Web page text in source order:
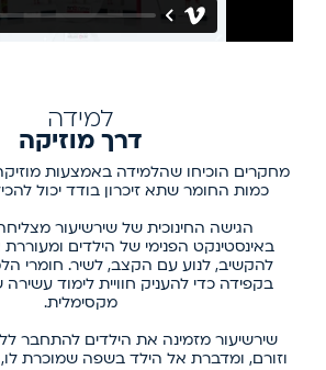
למידה
דרך מוזיקה
כמות החומר שתא זיכרון בודד יכול
הגישה החינוכית של שירשיעור
באינסטינקט הפנימי של הילדים
להקשיב, לנוע עם הקצב, לשיר. חומרי
בקפידה כדי להעניק חוויית לימוד
מקסימלית.
שירשיעור מזמינה את הילדים להתחבר
וזורם, ומדברת אל הילד בשפה שמוכרת